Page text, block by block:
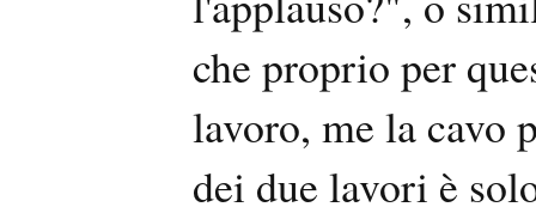
che proprio per
lavoro, me la cavo
dei due lavori è